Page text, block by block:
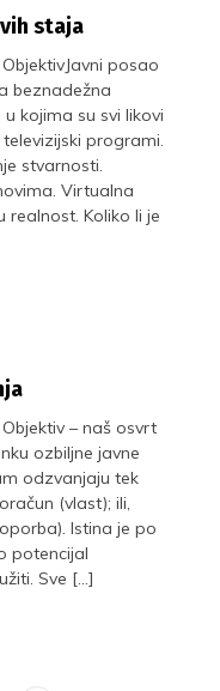
staja
posao
beznadežna
kojima su svi likovi
programi.
stvarnosti.
Virtualna
Koliko li je
– naš osvrt
ozbiljne javne
odzvanjaju tek
(vlast); ili,
Istina je po
potencijal
Sve […]